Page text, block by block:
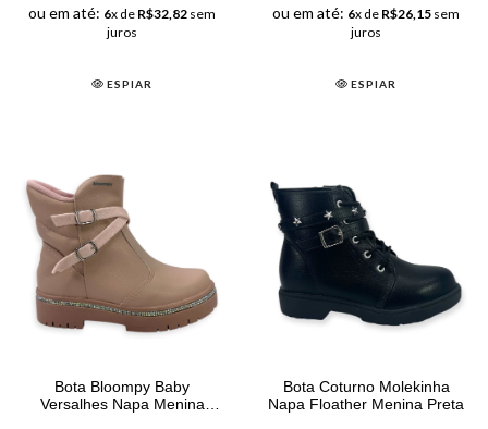
ou em até: 6x de R$32,82 sem
juros
ESPIAR
ou em até: 6x de R$26,15 sem
juros
ESPIAR
Bota Bloompy Baby
Versalhes Napa Menina
Bota Coturno Molekinha
Napa Floather Menina Preta